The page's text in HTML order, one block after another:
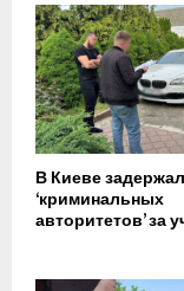
В Киеве
‘криминальных
авторитетов’ за